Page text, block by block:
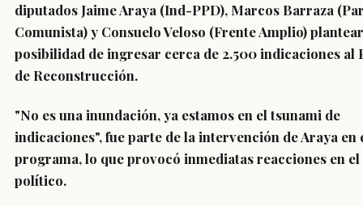
diputados Jaime Araya (Ind-PPD), Marcos Barraza
Comunista) y Consuelo Veloso (Frente Amplio)
posibilidad deingresar cerca de 2.500 indicaciones al
de Reconstrucción.
"No es una inundación,ya estamos en el tsunami de
indicaciones", fue parte de la intervención de Araya en
programa, lo que provocó inmediatas reacciones en
político.